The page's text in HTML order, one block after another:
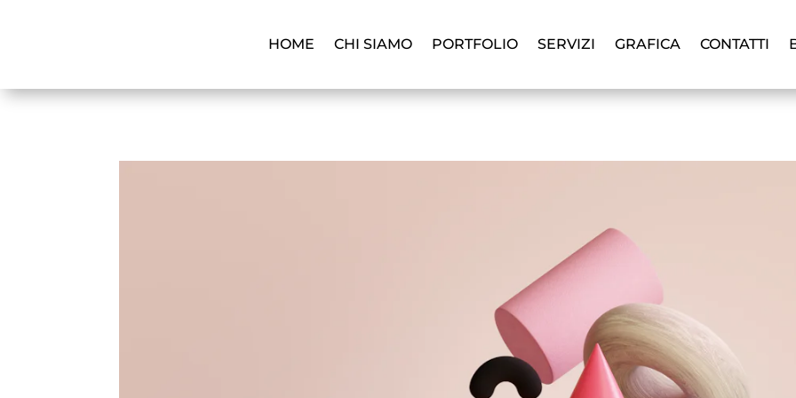
HOME CHI SIAMO PORTFOLIO SERVIZI GRAFICA CONTATTI